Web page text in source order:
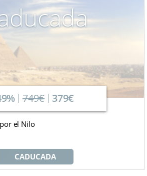
749€ 379€
el Nilo
CADUCADA